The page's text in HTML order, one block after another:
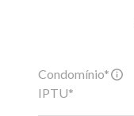
Condomínio*
IPTU*